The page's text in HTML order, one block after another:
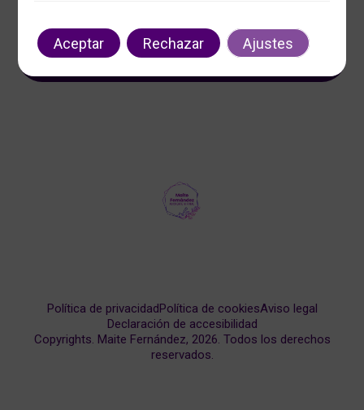
Contacto
Copyrights. Maite Fernández, 2026. Todos los derechos
reservados.
Política de privacidadPolítica de cookiesAviso legal
Declaración de accesibilidad
Aceptar Rechazar Ajustes